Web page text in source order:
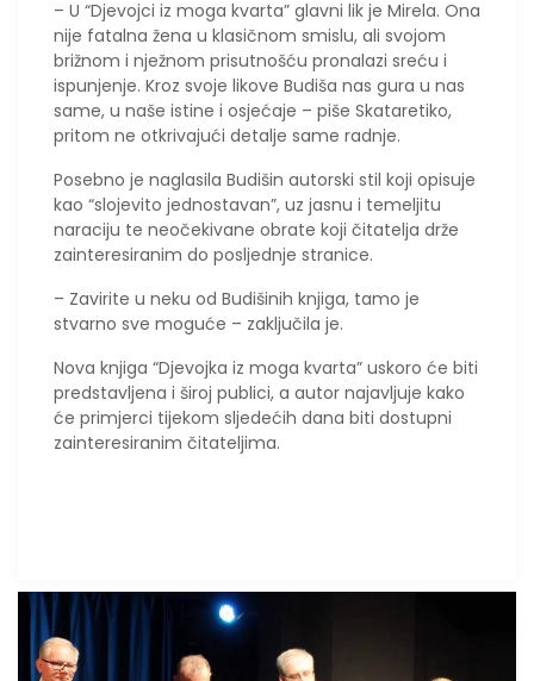
– U “Djevojci iz moga kvarta” glavni lik je Mirela. Ona
nije fatalna žena u klasičnom smislu, ali svojom
brižnom i nježnom prisutnošću pronalazi sreću i
ispunjenje. Kroz svoje likove Budiša nas gura u nas
same, u naše istine i osjećaje – piše Skataretiko,
pritom ne otkrivajući detalje same radnje.
Posebno je naglasila Budišin autorski stil koji opisuje
kao “slojevito jednostavan”, uz jasnu i temeljitu
naraciju te neočekivane obrate koji čitatelja drže
zainteresiranim do posljednje stranice.
– Zavirite u neku od Budišinih knjiga, tamo je
stvarno sve moguće – zaključila je.
Nova knjiga “Djevojka iz moga kvarta” uskoro će biti
predstavljena i široj publici, a autor najavljuje kako
će primjerci tijekom sljedećih dana biti dostupni
zainteresiranim čitateljima.